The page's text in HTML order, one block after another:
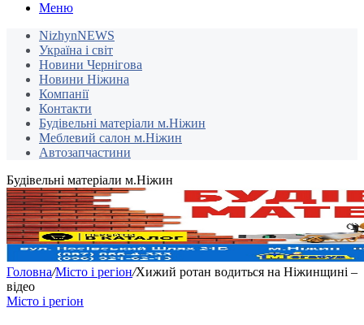
Меню
NizhynNEWS
Україна і світ
Новини Чернігова
Новини Ніжина
Компанії
Контакти
Будівельні матеріали м.Ніжин
Меблевий салон м.Ніжин
Автозапчастини
Будівельні матеріали м.Ніжин
Головна/Місто і регіон/Хижий ротан водиться на Ніжинщині –
відео
Місто і регіон